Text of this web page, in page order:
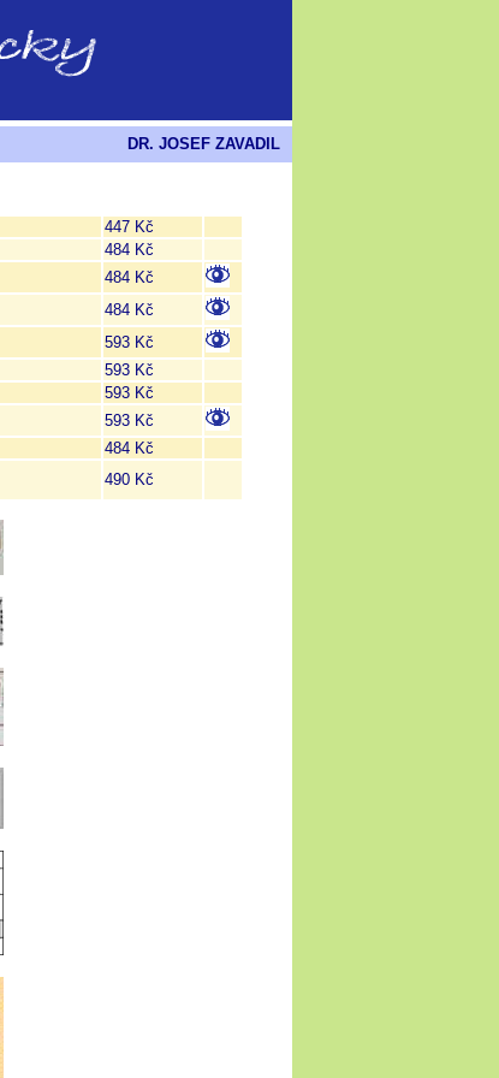
DR. JOSEF ZAVADIL
447 Kč
484 Kč
484 Kč
484 Kč
593 Kč
593 Kč
593 Kč
593 Kč
484 Kč
490 Kč